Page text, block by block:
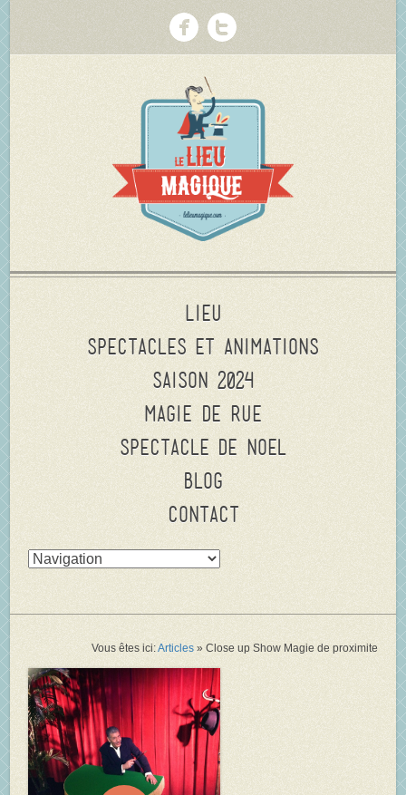
Lieu
Spectacles et animations
Saison 2024
Magie de rue
Spectacle de Noel
Blog
Contact
Vous êtes ici:Articles» Close up Show Magie de proximite